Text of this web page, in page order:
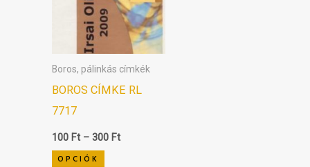
Boros, pálinkás címkék
BOROS CÍMKE RL
7717
100 Ft – 300 Ft
OPCIÓK
van.
A
változatok
a
termékoldalon
ki